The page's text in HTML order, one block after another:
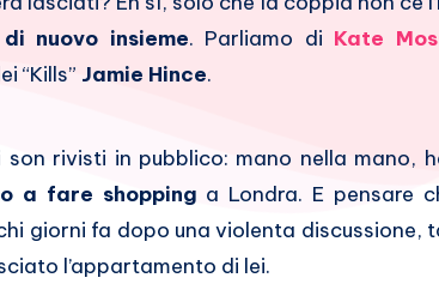
nuovo insieme. Parliamo di Kate
“Kills” Jamie Hince.
son rivisti in pubblico: mano nella mano,
a fare shopping a Londra. E pensare
giorni fa dopo una violenta discussione,
l’appartamento di lei.